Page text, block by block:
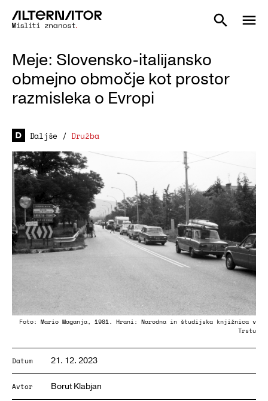
Meje: Slovensko-italijansko
obmejno območje kot prostor
razmisleka o Evropi
Daljše / Družba
Foto: Mario Maganja, 1981. Hrani: Narodna in študijska knjižnica v
Trstu
Datum 21. 12. 2023
Avtor Borut Klabjan